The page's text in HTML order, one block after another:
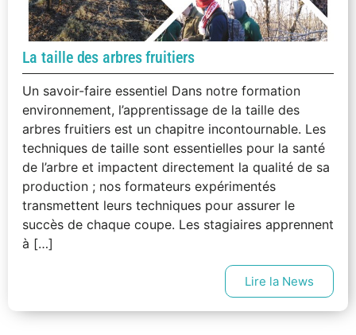
La taille des arbres fruitiers
Un savoir-faire essentiel Dans notre formation
environnement, l’apprentissage de la taille des
arbres fruitiers est un chapitre incontournable. Les
techniques de taille sont essentielles pour la santé
de l’arbre et impactent directement la qualité de sa
production ; nos formateurs expérimentés
transmettent leurs techniques pour assurer le
succès de chaque coupe. Les stagiaires apprennent
à […]
Lire la News